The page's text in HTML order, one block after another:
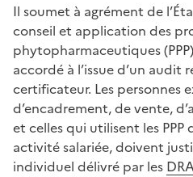
Il soumet à agrément de
conseil et application des
phytopharmaceutiques
accordé à l’issue d’un audit
certificateur. Les personnes
d’encadrement, de vente,
et celles qui utilisent les PPP
activité salariée, doivent
individuel délivré par les